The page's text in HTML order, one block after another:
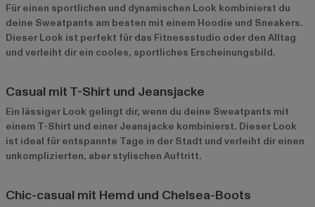
Für einen sportlichen und dynamischen Look kombinierst du
deine Sweatpants am besten mit einem Hoodie und Sneakers.
Dieser Look ist perfekt für das Fitnessstudio oder den Alltag
und verleiht dir ein cooles, sportliches Erscheinungsbild.
Casual mit T-Shirt und Jeansjacke
Ein lässiger Look gelingt dir, wenn du deine Sweatpants mit
einem T-Shirt und einer Jeansjacke kombinierst. Dieser Look
ist ideal für entspannte Tage in der Stadt und verleiht dir einen
unkomplizierten, aber stylischen Auftritt.
Chic-casual mit Hemd und Chelsea-Boots